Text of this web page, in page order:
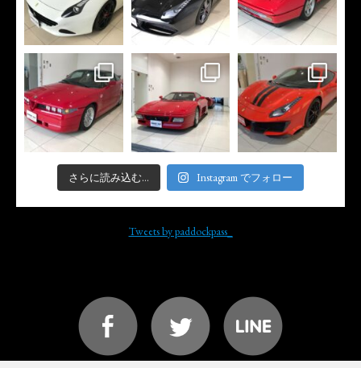
さらに読み込む... Instagram でフォロー
Tweets by paddockpass_